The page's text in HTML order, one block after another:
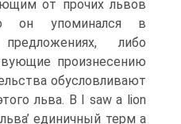
от прочих львов
он упоминался в
либо
произнесению
обусловливают
льва. В I saw a lion
единичный терм a